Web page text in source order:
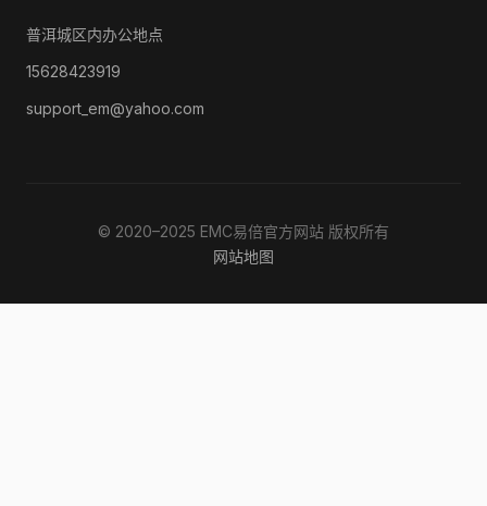
普洱城区内办公地点
15628423919
support_em@yahoo.com
© 2020–2025 EMC易倍官方网站 版权所有
网站地图